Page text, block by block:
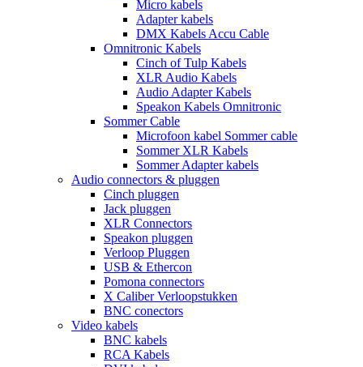
Micro kabels
Adapter kabels
DMX Kabels Accu Cable
Omnitronic Kabels
Cinch of Tulp Kabels
XLR Audio Kabels
Audio Adapter Kabels
Speakon Kabels Omnitronic
Sommer Cable
Microfoon kabel Sommer cable
Sommer XLR Kabels
Sommer Adapter kabels
Audio connectors & pluggen
Cinch pluggen
Jack pluggen
XLR Connectors
Speakon pluggen
Verloop Pluggen
USB & Ethercon
Pomona connectors
X Caliber Verloopstukken
BNC conectors
Video kabels
BNC kabels
RCA Kabels